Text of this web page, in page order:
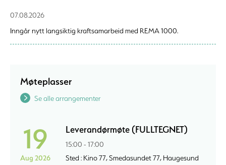
07.08.2026
Inngår nytt langsiktig kraftsamarbeid med REMA 1000.
Møteplasser
Se alle arrangementer
19
Aug 2026
Leverandørmøte (FULLTEGNET)
15:00 - 17:00
Sted : Kino 77, Smedasundet 77, Haugesund